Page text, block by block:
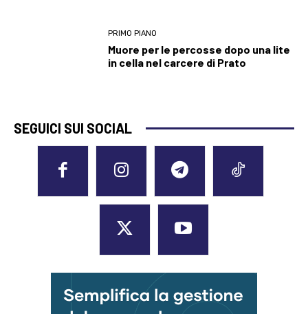
PRIMO PIANO
Muore per le percosse dopo una lite
in cella nel carcere di Prato
SEGUICI SUI SOCIAL